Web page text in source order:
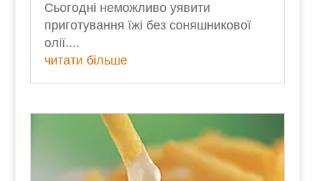
Сьогодні неможливо уявити
приготування їжі без соняшникової
олії....
читати більше